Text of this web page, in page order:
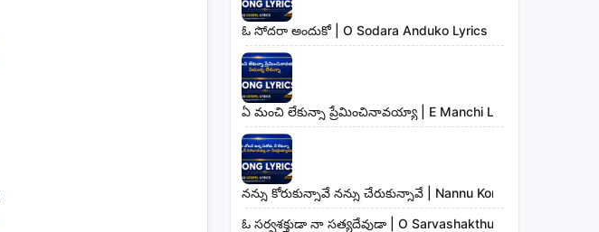
ఓ సోదరా అందుకో | O Sodara Anduko Lyrics
ఏ మంచి లేకున్నా ప్రేమించినావయ్యా | E Manchi Lekunna
నన్ను కోరుకున్నావే నన్ను చేరుకున్నావే | Nannu Korukunnaave
ఓ సర్వశక్తుడా నా సత్యదేవుడా | O Sarvashakthudaa Naa